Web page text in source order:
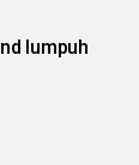
lumpuh